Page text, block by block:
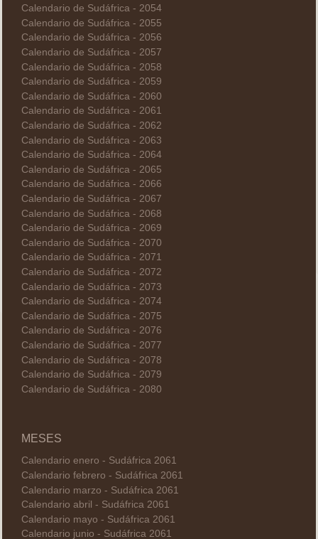
Calendario de Sudáfrica - 2054
Calendario de Sudáfrica - 2055
Calendario de Sudáfrica - 2056
Calendario de Sudáfrica - 2057
Calendario de Sudáfrica - 2058
Calendario de Sudáfrica - 2059
Calendario de Sudáfrica - 2060
Calendario de Sudáfrica - 2061
Calendario de Sudáfrica - 2062
Calendario de Sudáfrica - 2063
Calendario de Sudáfrica - 2064
Calendario de Sudáfrica - 2065
Calendario de Sudáfrica - 2066
Calendario de Sudáfrica - 2067
Calendario de Sudáfrica - 2068
Calendario de Sudáfrica - 2069
Calendario de Sudáfrica - 2070
Calendario de Sudáfrica - 2071
Calendario de Sudáfrica - 2072
Calendario de Sudáfrica - 2073
Calendario de Sudáfrica - 2074
Calendario de Sudáfrica - 2075
Calendario de Sudáfrica - 2076
Calendario de Sudáfrica - 2077
Calendario de Sudáfrica - 2078
Calendario de Sudáfrica - 2079
Calendario de Sudáfrica - 2080
MESES
Calendario enero - Sudáfrica 2061
Calendario febrero - Sudáfrica 2061
Calendario marzo - Sudáfrica 2061
Calendario abril - Sudáfrica 2061
Calendario mayo - Sudáfrica 2061
Calendario junio - Sudáfrica 2061